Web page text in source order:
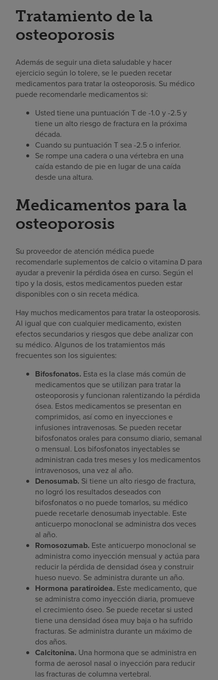
Tratamiento de la
osteoporosis
Además de seguir una dieta saludable y hacer
ejercicio según lo tolere, se le pueden recetar
medicamentos para tratar la osteoporosis. Su médico
puede recomendarle medicamentos si:
Usted tiene una puntuación T de -1.0 y -2.5 y
tiene un alto riesgo de fractura en la próxima
década.
Cuando su puntuación T sea -2.5 o inferior.
Se rompe una cadera o una vértebra en una
caída estando de pie en lugar de una caída
desde una altura.
Medicamentos para la
osteoporosis
Su proveedor de atención médica puede
recomendarle suplementos de calcio o vitamina D para
ayudar a prevenir la pérdida ósea en curso. Según el
tipo y la dosis, estos medicamentos pueden estar
disponibles con o sin receta médica.
Hay muchos medicamentos para tratar la osteoporosis.
Al igual que con cualquier medicamento, existen
efectos secundarios y riesgos que debe analizar con
su médico. Algunos de los tratamientos más
frecuentes son los siguientes:
Bifosfonatos. Esta es la clase más común de
medicamentos que se utilizan para tratar la
osteoporosis y funcionan ralentizando la pérdida
ósea. Estos medicamentos se presentan en
comprimidos, así como en inyecciones e
infusiones intravenosas. Se pueden recetar
bifosfonatos orales para consumo diario, semanal
o mensual. Los bifosfonatos inyectables se
administran cada tres meses y los medicamentos
intravenosos, una vez al año.
Denosumab. Si tiene un alto riesgo de fractura,
no logró los resultados deseados con
bifosfonatos o no puede tomarlos, su médico
puede recetarle denosumab inyectable. Este
anticuerpo monoclonal se administra dos veces
al año.
Romosozumab. Este anticuerpo monoclonal se
administra como inyección mensual y actúa para
reducir la pérdida de densidad ósea y construir
hueso nuevo. Se administra durante un año.
Hormona paratiroidea. Este medicamento, que
se administra como inyección diaria, promueve
el crecimiento óseo. Se puede recetar si usted
tiene una densidad ósea muy baja o ha sufrido
fracturas. Se administra durante un máximo de
dos años.
Calcitonina. Una hormona que se administra en
forma de aerosol nasal o inyección para reducir
las fracturas de columna vertebral.